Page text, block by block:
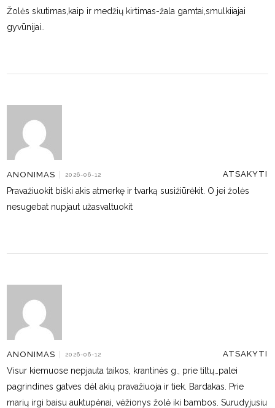
Žolės skutimas,kaip ir medžių kirtimas-žala gamtai,smulkiiajai
gyvūnijai..
ANONIMAS | 2026-06-12 ATSAKYTI
Pravažiuokit biški akis atmerkę ir tvarką susižiūrėkit. O jei žolės
nesugebat nupjaut užasvaltuokit
ANONIMAS | 2026-06-12 ATSAKYTI
Visur kiemuose nepjauta taikos, krantinės g., prie tiltų…palei
pagrindines gatves dėl akių pravažiuoja ir tiek. Bardakas. Prie
marių irgi baisu auktupėnai, vėžionys žolė iki bambos. Surudyjusiu